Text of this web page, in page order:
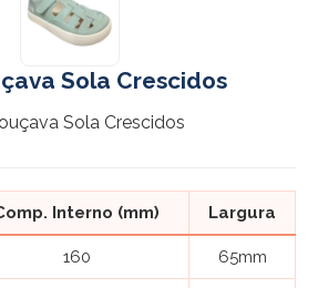
Sola Crescidos
Sola Crescidos
Interno (mm) Largura
160 65mm